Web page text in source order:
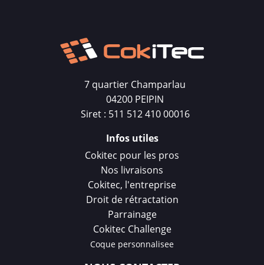
7 quartier Champarlau
04200 PEIPIN
Siret : 511 512 410 00016
Infos utiles
Cokitec pour les pros
Nos livraisons
Cokitec, l'entreprise
Droit de rétractation
Parrainage
Cokitec Challenge
Coque personnalisee